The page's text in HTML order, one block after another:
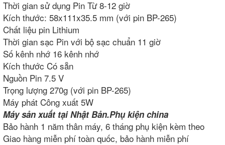
Thời gian sử dụng Pin Từ 8-12 giờ
Kích thước: 58x111x35.5 mm (với pin BP-265)
Chất liệu pin Lithium
Thời gian sạc Pin với bộ sạc chuẩn 11 giờ
Số kênh nhớ 16 kênh nhớ
Kích thước Có sẵn
Nguồn Pin 7.5 V
Trọng lượng 270g (với pin BP-265)
Máy phát Công xuất 5W
Máy sản xuất tại Nhật Bản.Phụ kiện china
Bảo hành 1 năm thân máy, 6 tháng phụ kiện kèm theo
Giao hàng miễn phí toàn quốc, bảo hành miễn phí